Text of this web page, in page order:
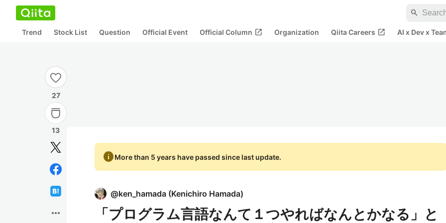
search
Trend Stock List Question Official Event Official Column open_in_new Organization Qiita Careers open_in_new AI x Dev x
27
13
more_horiz
infoMore than 5 years have passed since last update.
@ken_hamada (Kenichiro Hamada)
「プログラム言語なんて１つやればなんとかなる」と